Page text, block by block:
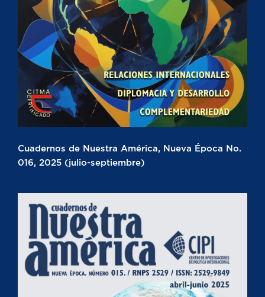
Cuadernos de Nuestra América, Nueva Época No.
016, 2025 (julio-septiembre)